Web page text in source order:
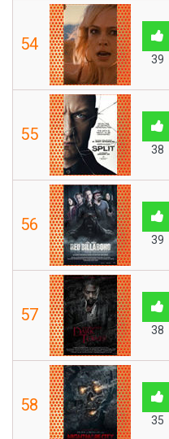
54
39
55
38
56
39
57
38
58
35